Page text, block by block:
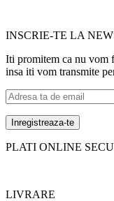
INSCRIE-TE LA
Iti promitem ca nu vom
insa iti vom transmite
PLATI ONLINE
LIVRARE